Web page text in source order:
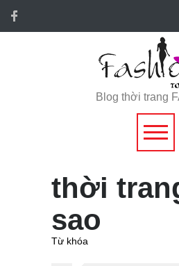
Blog thời trang
thời
sao
Từ khóa